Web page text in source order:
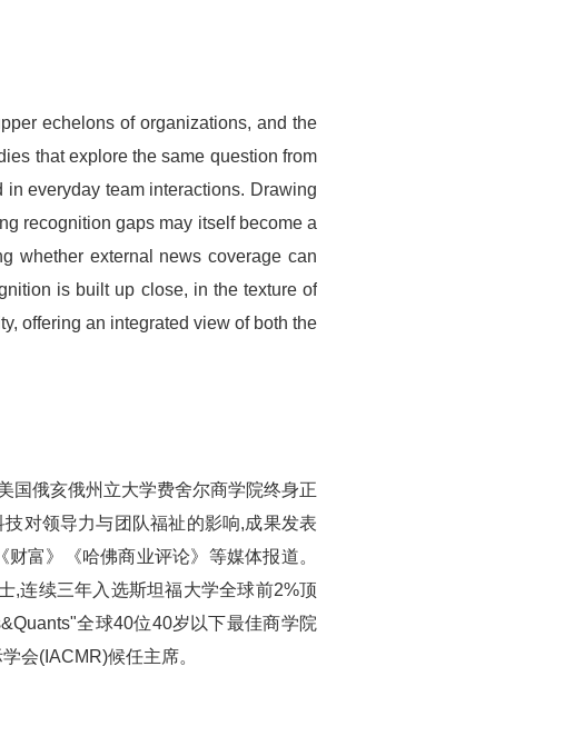
echelons of organizations, and the
that explore the same question from
everyday team interactions. Drawing
recognition gaps may itself become a
whether external news coverage can
is built up close, in the texture of
offering an integrated view of both the
国俄亥俄州立大学费舍尔商学院终身正
对领导力与团队福祉的影响,成果发表
富》《哈佛商业评论》等媒体报道。
,连续三年入选斯坦福大学全球前2%顶
全球40位40岁以下最佳商学院
会(IACMR)候任主席。